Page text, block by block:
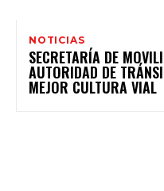
NOTICIAS
SECRETARÍA DE
AUTORIDAD DE
MEJOR CULTURA VIAL